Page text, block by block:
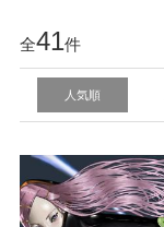
全41件
人気順